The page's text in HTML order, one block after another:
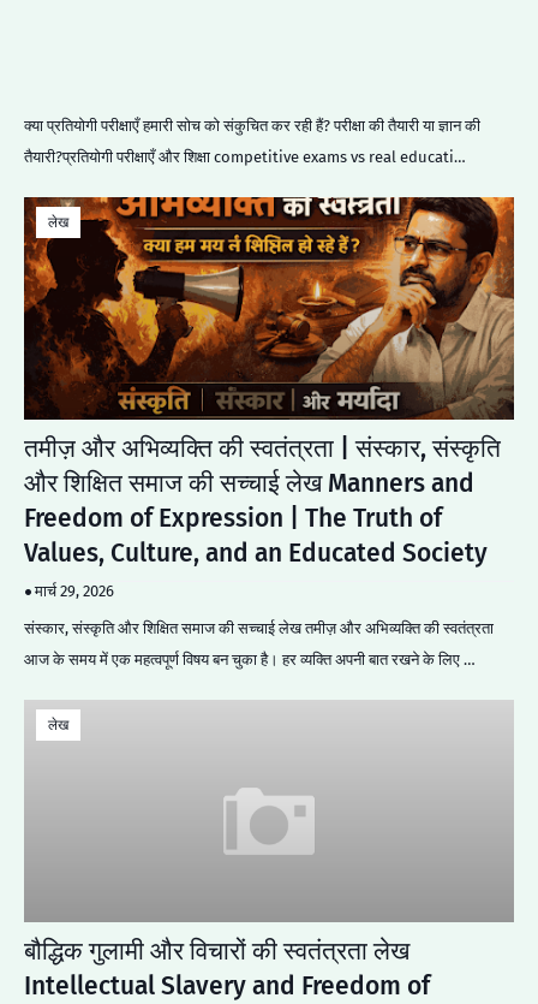
क्या प्रतियोगी परीक्षाएँ हमारी सोच को संकुचित कर रही हैं? परीक्षा की तैयारी या ज्ञान की
तैयारी?प्रतियोगी परीक्षाएँ और शिक्षा competitive exams vs real educati…
लेख
तमीज़ और अभिव्यक्ति की स्वतंत्रता | संस्कार, संस्कृति
और शिक्षित समाज की सच्चाई लेख Manners and
Freedom of Expression | The Truth of
Values, Culture, and an Educated Society
मार्च 29, 2026
संस्कार, संस्कृति और शिक्षित समाज की सच्चाई लेख तमीज़ और अभिव्यक्ति की स्वतंत्रता
आज के समय में एक महत्वपूर्ण विषय बन चुका है। हर व्यक्ति अपनी बात रखने के लिए …
लेख
बौद्धिक गुलामी और विचारों की स्वतंत्रता लेख
Intellectual Slavery and Freedom of